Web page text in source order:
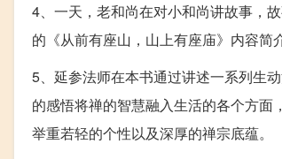
4、一天，老和尚在对小和尚讲故事
的《从前有座山，山上有座庙》内容简
5、延参法师在本书通过讲述一系列生
的感悟将禅的智慧融入生活的各个方
举重若轻的个性以及深厚的禅宗底蕴。